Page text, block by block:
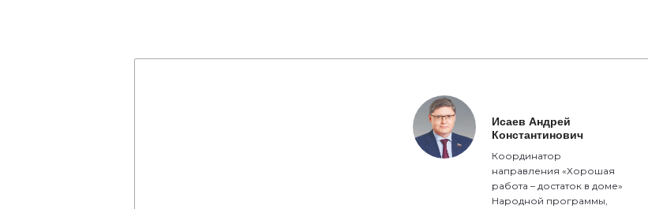
Исаев Андрей
Константинович
Координатор
направления «Хорошая
работа – достаток в доме»
Народной программы,